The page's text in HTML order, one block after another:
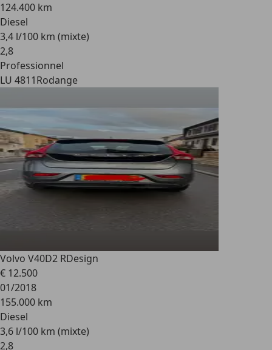
124.400 km
Diesel
3,4 l/100 km (mixte)
2,8
Professionnel
LU 4811Rodange
Volvo V40D2 RDesign
€ 12.500
01/2018
155.000 km
Diesel
3,6 l/100 km (mixte)
2,8